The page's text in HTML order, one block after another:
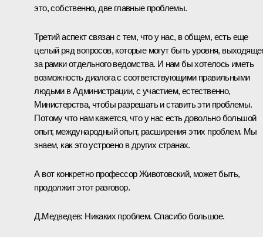
это, собственно, две главные проблемы.
Третий аспект связан с тем, что у нас, в общем, есть еще
целый ряд вопросов, которые могут быть уровня,
за рамки отдельного ведомства. И нам бы хотелось иметь
возможность диалога с соответствующими правильными
людьми в Администрации, с участием, естественно,
Министерства, чтобы разрешать и ставить эти проблемы.
Потому что нам кажется, что у нас есть довольно большой
опыт, международный опыт, расширения этих проблем. Мы
знаем, как это устроено в других странах.
А вот конкретно профессор Животовский, может быть,
продолжит этот разговор.
Д.Медведев: Никаких проблем. Спасибо большое.